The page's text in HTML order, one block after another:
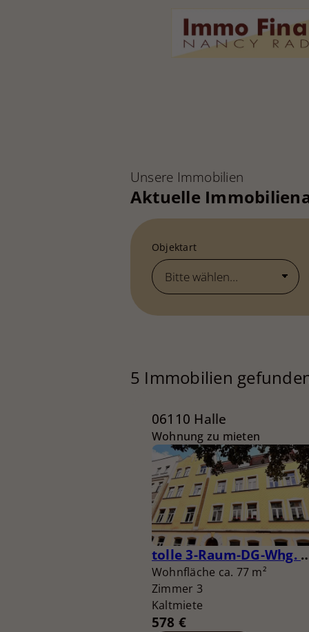
Unsere Immobilien
Aktuelle
Objektart
5 Immobilien
06110 Halle
Wohnung zu mieten
tolle 3-Raum-
Wohnfläche ca. 77 m²
Zimmer 3
Kaltmiete
578 €